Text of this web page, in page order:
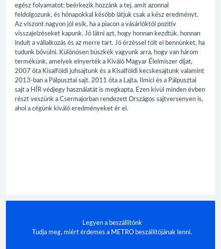
egész folyamatot: beérkezik hozzánk a tej, amit azonnal
feldolgozunk, és hónapokkal később látjuk csak a kész eredményt.
Az viszont nagyon jól esik, ha a piacon a vásárlóktól pozitív
visszajelzéseket kapunk. Jó látni azt, hogy honnan kezdtük, honnan
indult a vállalkozás és az merre tart. Jó érzéssel tölt el bennünket, ha
tudunk bővülni. Különösen büszkék vagyunk arra, hogy van három
termékünk, amelyek elnyerték a Kiváló Magyar Élelmiszer díjat,
2007 óta Kisalföldi juhsajtunk és a Kisalföldi kecskesajtunk valamint
2013-ban a Pálpusztai sajt. 2011 óta a Lajta, Ilmici és a Pálpusztai
sajt a HÍR védjegy használatát is megkapta. Ezen kívül minden évben
részt veszünk a Csermajorban rendezett Országos sajtversenyen is,
ahol a cégünk kiváló eredményeket ér el.
Legyen a beszállítónk
Tudja meg, miért érdemes a METRO beszállítójának lenni.